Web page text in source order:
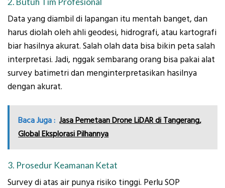
Data yang diambil di lapangan itu mentah banget, dan
harus diolah oleh ahli geodesi, hidrografi, atau kartografi
biar hasilnya akurat. Salah olah data bisa bikin peta salah
interpretasi. Jadi, nggak sembarang orang bisa pakai alat
survey batimetri dan menginterpretasikan hasilnya
dengan akurat.
Baca Juga : Jasa Pemetaan Drone LiDAR di Tangerang,
Global Eksplorasi Pilhannya
3. Prosedur Keamanan Ketat
Survey di atas air punya risiko tinggi. Perlu SOP